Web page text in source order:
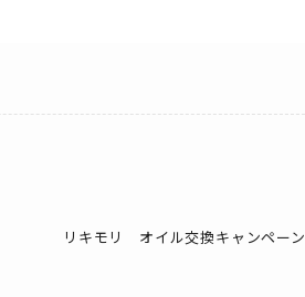
リキモリ オイル交換キャンペーン